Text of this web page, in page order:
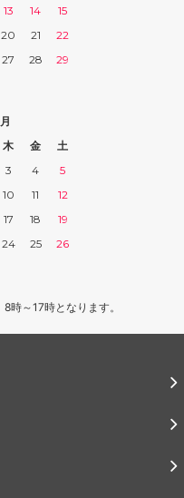
13 14
15
20 21
22
27 28
29
木 金
土
3 4
5
10 11
12
17 18
19
24 25
26
時～17時となります。